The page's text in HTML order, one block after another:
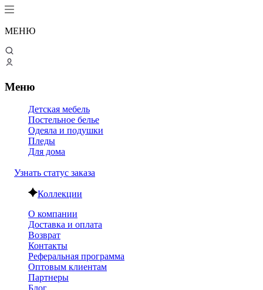
МЕНЮ
Меню
Детская мебель
Постельное белье
Одеяла и подушки
Пледы
Для дома
Узнать статус заказа
Коллекции
О компании
Доставка и оплата
Возврат
Контакты
Реферальная программа
Оптовым клиентам
Партнеры